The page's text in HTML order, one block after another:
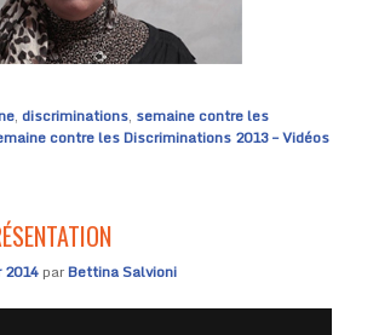
,discriminations, semaine contre les
contre les Discriminations 2013 – Vidéos
2014 parBettina Salvioni